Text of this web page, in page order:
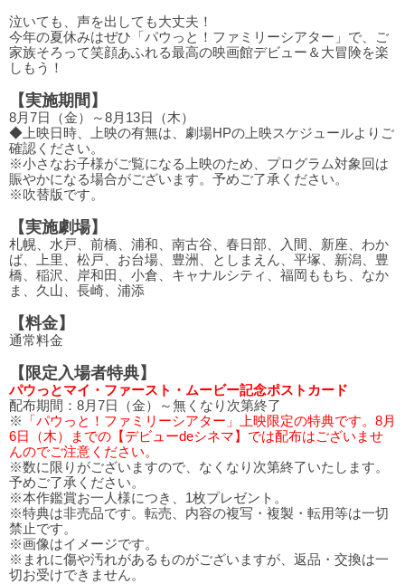
泣いても、声を出しても大丈夫！
今年の夏休みはぜひ「パウっと！ファミリーシアター」で、ご
家族そろって笑顔あふれる最高の映画館デビュー＆大冒険を楽
しもう！
【実施期間】
8月7日（金）～8月13日（木）
◆上映日時、上映の有無は、劇場HPの上映スケジュールよりご
確認ください。
※小さなお子様がご覧になる上映のため、プログラム対象回は
賑やかになる場合がございます。予めご了承ください。
※吹替版です。
【実施劇場】
札幌、水戸、前橋、浦和、南古谷、春日部、入間、新座、わか
ば、上里、松戸、お台場、豊洲、としまえん、平塚、新潟、豊
橋、稲沢、岸和田、小倉、キャナルシティ、福岡ももち、なか
ま、久山、長崎、浦添
【料金】
通常料金
【限定入場者特典】
パウっとマイ・ファースト・ムービー記念ポストカード
配布期間：8月7日（金）～無くなり次第終了
※
「パウっと！ファミリーシアター」上映限定の特典です。8月
6日（木）までの【デビューdeシネマ】では配布はございませ
んのでご注意ください。
※数に限りがございますので、なくなり次第終了いたします。
予めご了承ください。
※本作鑑賞お一人様につき、1枚プレゼント。
※特典は非売品です。転売、内容の複写・複製・転用等は一切
禁止です。
※画像はイメージです。
※まれに傷や汚れがあるものがございますが、返品・交換は一
切お受けできません。